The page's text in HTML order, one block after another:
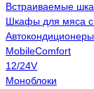
Встраиваемые
Шкафы для мяса с
Автокондиционеры
MobileComfort
12/24V
Моноблоки